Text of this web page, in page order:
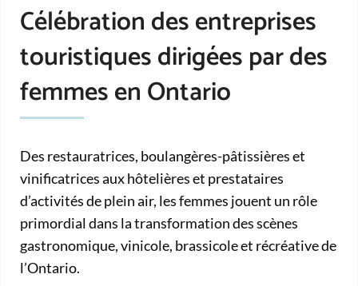
Célébration des entreprises
touristiques dirigées par des
femmes en Ontario
Des restauratrices, boulangères-pâtissières et
vinificatrices aux hôtelières et prestataires
d’activités de plein air, les femmes jouent un rôle
primordial dans la transformation des scènes
gastronomique, vinicole, brassicole et récréative de
l’Ontario.